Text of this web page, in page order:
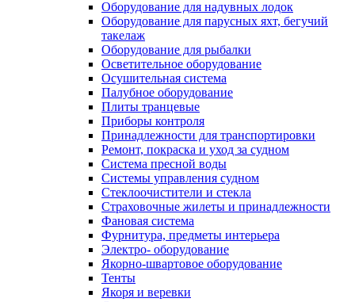
Оборудование для надувных лодок
Оборудование для парусных яхт, бегучий
такелаж
Оборудование для рыбалки
Осветительное оборудование
Осушительная система
Палубное оборудование
Плиты транцевые
Приборы контроля
Принадлежности для транспортировки
Ремонт, покраска и уход за судном
Система пресной воды
Системы управления судном
Стеклоочистители и стекла
Страховочные жилеты и принадлежности
Фановая система
Фурнитура, предметы интерьера
Электро- оборудование
Якорно-швартовое оборудование
Тенты
Якоря и веревки